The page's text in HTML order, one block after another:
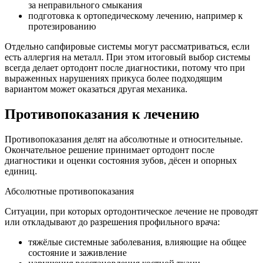
за неправильного смыкания
подготовка к ортопедическому лечению, например к
протезированию
Отдельно сапфировые системы могут рассматриваться, если
есть аллергия на металл. При этом итоговый выбор системы
всегда делает ортодонт после диагностики, потому что при
выраженных нарушениях прикуса более подходящим
вариантом может оказаться другая механика.
Противопоказания к лечению
Противопоказания делят на абсолютные и относительные.
Окончательное решение принимает ортодонт после
диагностики и оценки состояния зубов, дёсен и опорных
единиц.
Абсолютные противопоказания
Ситуации, при которых ортодонтическое лечение не проводят
или откладывают до разрешения профильного врача:
тяжёлые системные заболевания, влияющие на общее
состояние и заживление